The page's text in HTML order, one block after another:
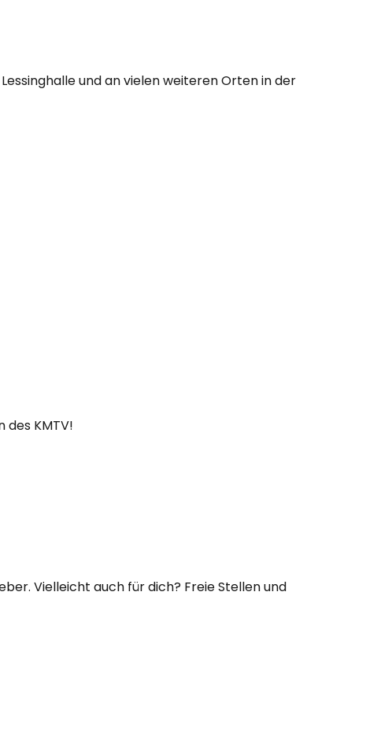
und an vielen weiteren Orten in der
des KMTV!
Vielleicht auch für dich? Freie Stellen und